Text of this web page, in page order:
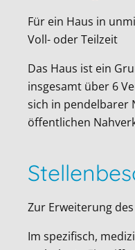
Für ein Haus in
Voll- oder Teilzeit
Das Haus ist ein
insgesamt über 6
sich in pendelbarer
öffentlichen
Zur Erweiterung
Im spezifisch,